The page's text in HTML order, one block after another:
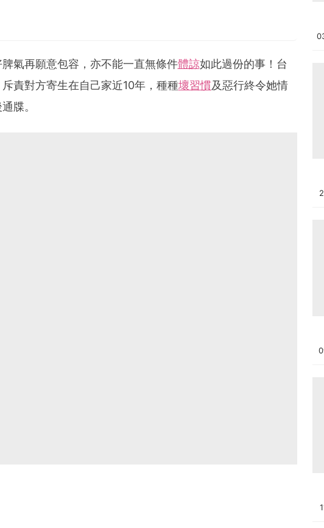
氣再願意包容，亦不能一直無條件體諒如此過份的事！台
責對方寄生在自己家近10年，種種壞習慣及惡行終令她情
牒。